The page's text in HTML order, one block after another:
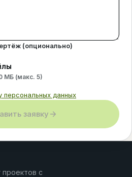
(опционально)
МБ (макс. 5)
персональных данных
заявку
проектов с